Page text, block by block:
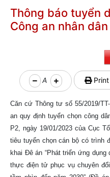
Thông báo tuyển
Công an nhân
A Print
Căn cứ Thông tư số 55/2019/
an quy định tuyển chọn công
P2, ngày 19/01/2023 của Cục
tiêu tuyển chọn cán bộ có trình
khai Đê án “Phát triển ứng
thực điện tử phục vụ chuyên